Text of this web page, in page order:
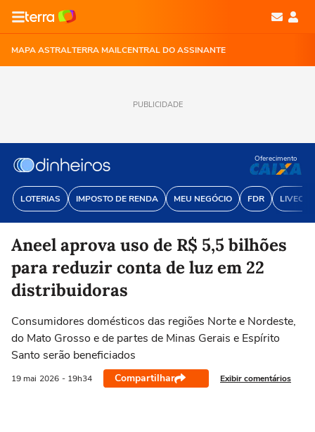
MAPA ASTRALTERRA MAILCENTRAL DO ASSINANTE
PUBLICIDADE
LOTERIAS IMPOSTO DE RENDA MEU NEGÓCIO FDR
Oferecimento
Aneel aprova uso de R$ 5,5 bilhões
para reduzir conta de luz em 22
distribuidoras
Consumidores domésticos das regiões Norte e Nordeste,
do Mato Grosso e de partes de Minas Gerais e Espírito
Santo serão beneficiados
19 mai 2026 - 19h34 Compartilhar Exibir comentários